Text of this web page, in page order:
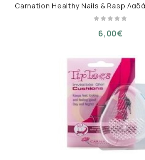
Carnation Healthy Nails & Rasp
6,00€